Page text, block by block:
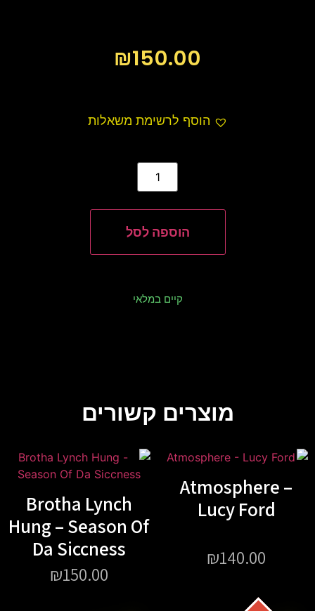
₪150.00
הוסף לרשימת משאלות
הוספה לסל
קיים במלאי
מוצרים קשורים
Atmosphere –
Lucy Ford
₪140.00
Brotha Lynch
Hung – Season Of
Da Siccness
₪150.00